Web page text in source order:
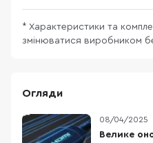
* Характеристики та
змінюватися виробником
Огляди
08/04/2025
Велике